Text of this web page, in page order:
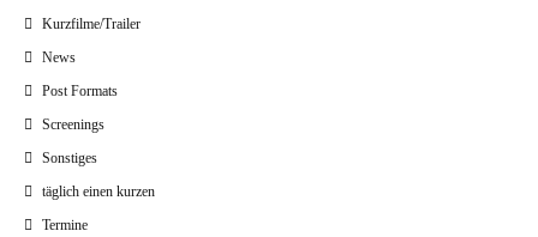
Kurzfilme/Trailer
News
Post Formats
Screenings
Sonstiges
täglich einen kurzen
Termine